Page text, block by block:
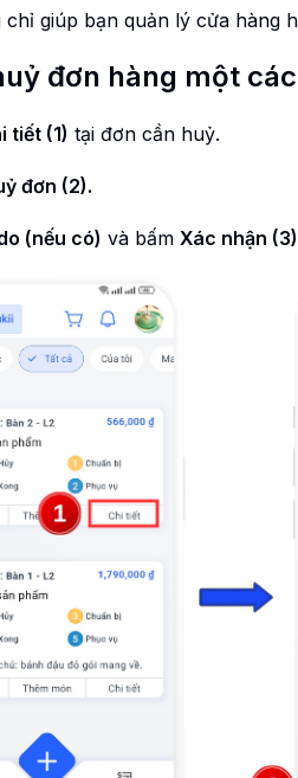
giúp bạn quản lý cửa hàng
đơn hàng một
tiết (1) tại đơn cần huỷ.
đơn (2).
(nếu có) và bấm Xác nhận